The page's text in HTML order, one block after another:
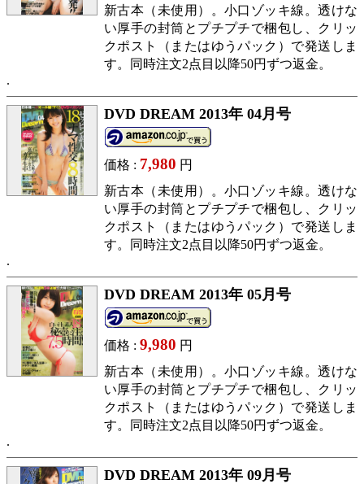
新古本（未使用）。小口ゾッキ線。透けな
い厚手の封筒とプチプチで梱包し、クリッ
クポスト（またはゆうパック）で発送しま
す。同時注文2点目以降50円ずつ返金。
DVD DREAM 2013年 04月号
価格 : 7,980 円
新古本（未使用）。小口ゾッキ線。透けな
い厚手の封筒とプチプチで梱包し、クリッ
クポスト（またはゆうパック）で発送しま
す。同時注文2点目以降50円ずつ返金。
DVD DREAM 2013年 05月号
価格 : 9,980 円
新古本（未使用）。小口ゾッキ線。透けな
い厚手の封筒とプチプチで梱包し、クリッ
クポスト（またはゆうパック）で発送しま
す。同時注文2点目以降50円ずつ返金。
DVD DREAM 2013年 09月号